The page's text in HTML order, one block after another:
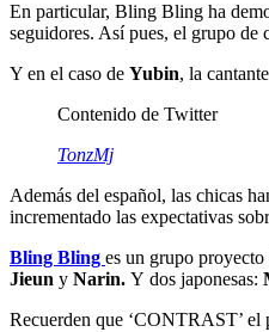
En particular, Bling Bling ha
seguidores. Así pues, el grupo de
Y en el caso de Yubin, la
Contenido de Twitter
TonzMj
Además del español, las chicas
incrementado las expectativas
Bling Bling es un grupo proyecto
Jieun y Narin. Y dos japonesas:
Recuerden que ‘CONTRAST’